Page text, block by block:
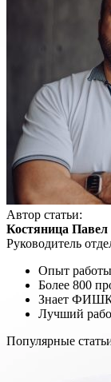
Автор статьи:
Костяница Павел
Руководитель
Опыт
Более 800
Знает
Лучший
Популярные